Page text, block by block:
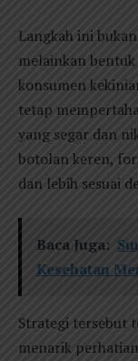
Langkah ini
melainkan
konsumen
tetap
yang segar dan
botolan keren,
dan lebih sesuai
Baca Juga:
Kesehatan
Strategi tersebut
menarik